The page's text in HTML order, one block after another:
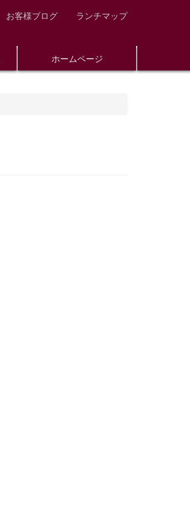
お客様ブログ ランチマップ
ホームページ